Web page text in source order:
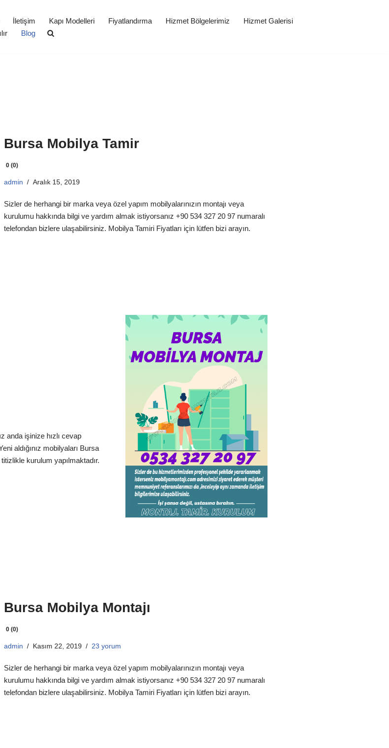
İletişim Kapı Modelleri Fiyatlandırma Hizmet Bölgelerimiz
Hizmet Galerisi
Blog
Bursa Mobilya Tamir
0 (0)
admin Aralık 15, 2019
Sizler de herhangi bir marka veya özel yapım mobilyalarınızın montajı veya
kurulumu hakkında bilgi ve yardım almak istiyorsanız +90 534 327 20 97 numaralı
telefondan bizlere ulaşabilirsiniz. Mobilya Tamiri Fiyatları için lütfen bizi arayın.
anda işinize hızlı cevap
aldığınız mobilyaları Bursa
kurulum yapılmaktadır.
Bursa Mobilya Montajı
0 (0)
admin Kasım 22, 2019 23 yorum
Sizler de herhangi bir marka veya özel yapım mobilyalarınızın montajı veya
kurulumu hakkında bilgi ve yardım almak istiyorsanız +90 534 327 20 97 numaralı
telefondan bizlere ulaşabilirsiniz. Mobilya Tamiri Fiyatları için lütfen bizi arayın.